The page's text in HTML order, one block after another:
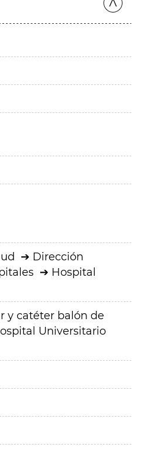
Dirección
Hospital
y catéter balón de
Universitario